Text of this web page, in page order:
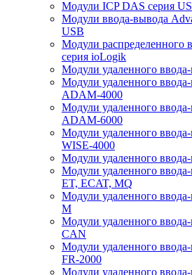
Модули ICP DAS серия
Модули ввода-вывода
USB
Модули распределенного
серия ioLogik
Модули удаленного
Модули удаленного
ADAM-4000
Модули удаленного
ADAM-6000
Модули удаленного
WISE-4000
Модули удаленного
Модули удаленного
ET, ECAT, MQ
Модули удаленного
M
Модули удаленного
CAN
Модули удаленного
FR-2000
Модули удаленного